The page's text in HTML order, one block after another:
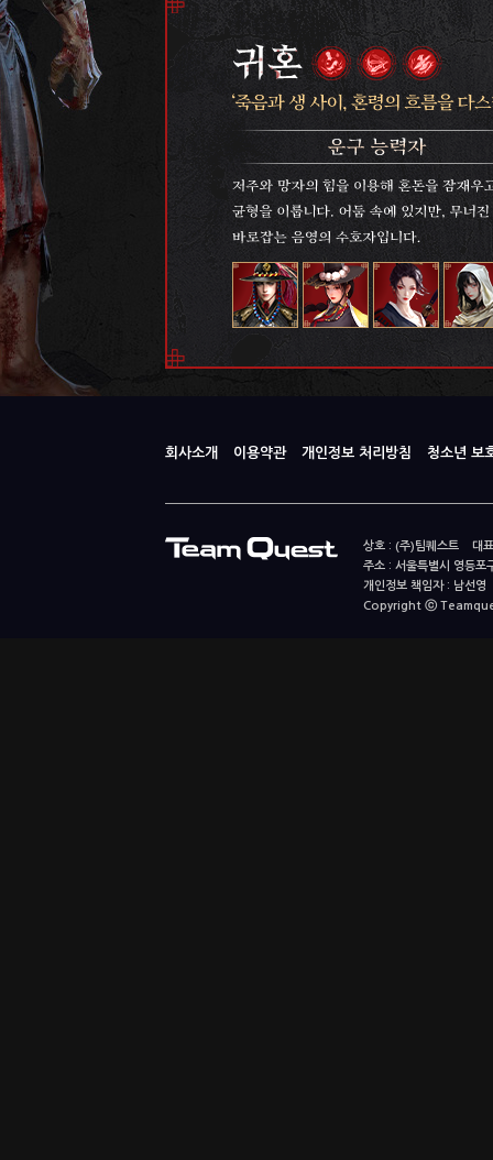
회사소개 이용약관 개인정보 처리방침 청소년 보
상호 : (주)팀퀘스트 대
주소 : 서울특별시 영등
개인정보 책임자 : 남
Copyright ⓒ